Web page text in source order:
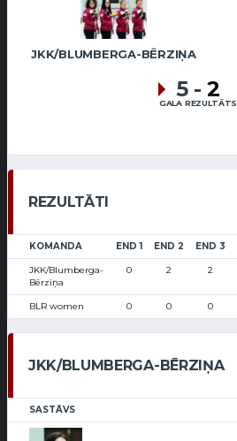
JKK/BLUMBERGA-BĒRZIŅA
5 - 2
GALA REZULTĀTS
REZULTĀTI
KOMANDA END 1 END 2 END 3
JKK/Blumberga-
Bērziņa
0 2 2
BLR women 0 0 0
JKK/BLUMBERGA-BĒRZIŅA
SASTĀVS